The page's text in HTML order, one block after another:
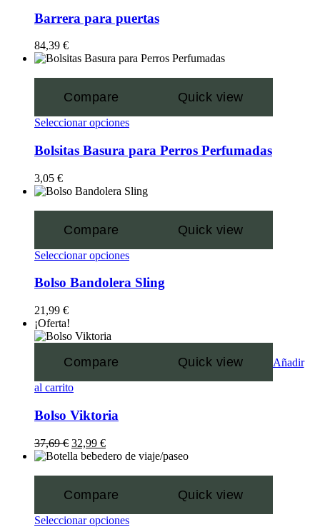
Barrera para puertas
84,39 €
Compare Quick view
Seleccionar opciones
Bolsitas Basura para Perros Perfumadas
3,05 €
Compare Quick view
Seleccionar opciones
Bolso Bandolera Sling
21,99 €
¡Oferta!
Compare Quick view Añadir
al carrito
Bolso Viktoria
37,69€ 32,99 €
Compare Quick view
Seleccionar opciones